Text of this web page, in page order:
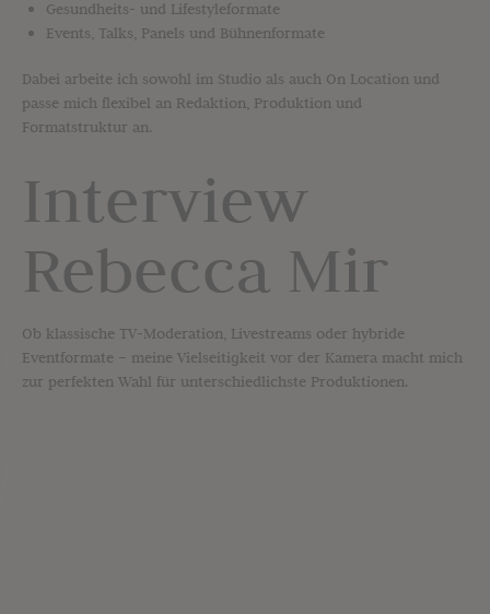
Gesundheits- und Lifestyleformate
Events, Talks, Panels und Bühnenformate
Dabei arbeite ich sowohl im Studio als auch On Location und
passe mich flexibel an Redaktion, Produktion und
Formatstruktur an.
Interview
Rebecca Mir
Ob klassische TV-Moderation, Livestreams oder hybride
Eventformate – meine Vielseitigkeit vor der Kamera macht mich
zur perfekten Wahl für unterschiedlichste Produktionen.